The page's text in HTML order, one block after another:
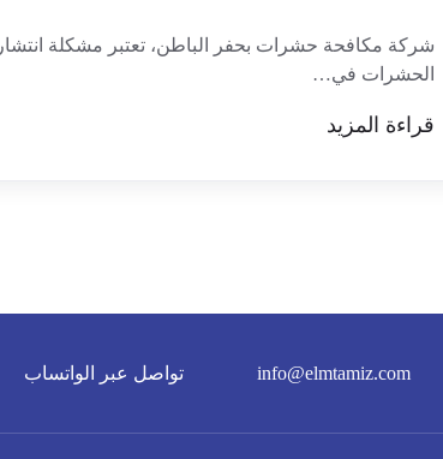
شركة مكافحة حشرات بحفر الباطن، تعتبر مشكلة انتشار
الحشرات في…
قراءة المزيد
info@elmtamiz.com تواصل عبر الواتساب